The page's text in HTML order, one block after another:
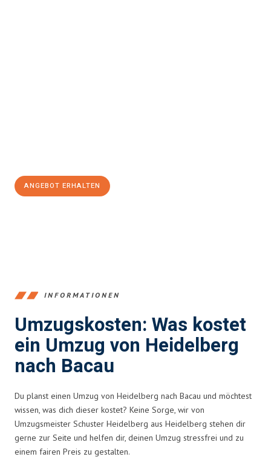
ANGEBOT ERHALTEN
INFORMATIONEN
Umzugskosten: Was kostet
ein Umzug von Heidelberg
nach Bacau
Du planst einen Umzug von Heidelberg nach Bacau und möchtest
wissen, was dich dieser kostet? Keine Sorge, wir von
Umzugsmeister Schuster Heidelberg aus Heidelberg stehen dir
gerne zur Seite und helfen dir, deinen Umzug stressfrei und zu
einem fairen Preis zu gestalten.